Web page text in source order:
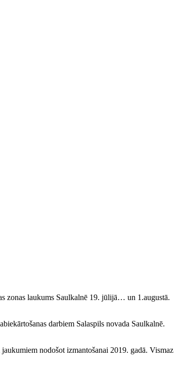
zonas laukums Saulkalnē 19. jūlijā… un 1.augustā.
darbiem Salaspils novada Saulkalnē.
nodošot izmantošanai 2019. gadā. Vismaz